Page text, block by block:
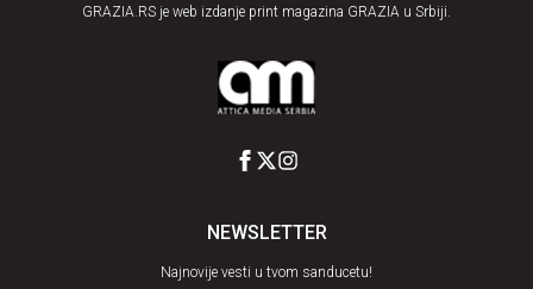
GRAZIA.RS je web izdanje print magazina GRAZIA u Srbiji.
NEWSLETTER
Najnovije vesti u tvom sanducetu!